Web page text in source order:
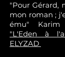
"Pour Gérard,
mon roman ;
ému"
"L'Eden à
ELYZAD